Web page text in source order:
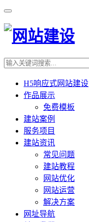
H5响应式网站建设
作品展示
免费模板
建站案例
服务项目
建站资讯
常见问题
建站教程
网站优化
网站运营
解决方案
网址导航